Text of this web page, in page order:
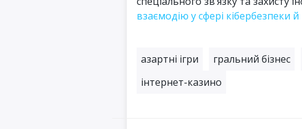
взаємодію у сфері кібербезпеки й
азартні ігри гральний бізнес
інтернет-казино